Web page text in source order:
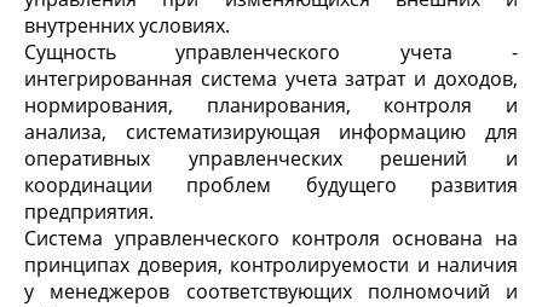
внутренних условиях.
Сущность управленческого учета -
интегрированная система учета затрат и доходов,
нормирования, планирования, контроля и
анализа, систематизирующая информацию для
оперативных управленческих решений и
координации проблем будущего развития
предприятия.
Система управленческого контроля основана на
принципах доверия, контролируемости и наличия
у менеджеров соответствующих полномочий и